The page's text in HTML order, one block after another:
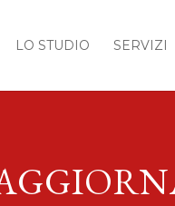
LO STUDIO SERVIZI